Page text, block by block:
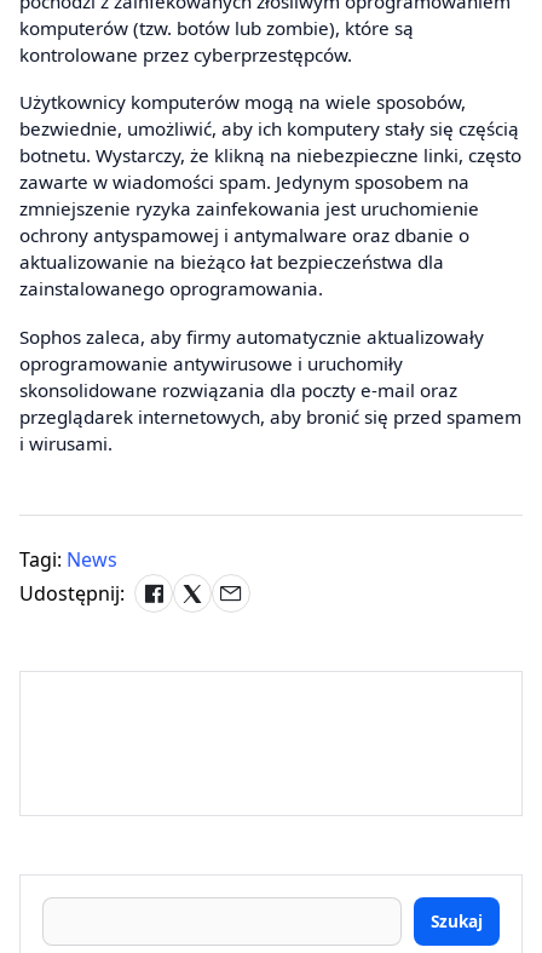
komputerów (tzw. botów lub zombie), które są
kontrolowane przez cyberprzestępców.
Użytkownicy komputerów mogą na wiele sposobów,
bezwiednie, umożliwić, aby ich komputery stały się częścią
botnetu. Wystarczy, że klikną na niebezpieczne linki, często
zawarte w wiadomości spam. Jedynym sposobem na
zmniejszenie ryzyka zainfekowania jest uruchomienie
ochrony antyspamowej i antymalware oraz dbanie o
aktualizowanie na bieżąco łat bezpieczeństwa dla
zainstalowanego oprogramowania.
Sophos zaleca, aby firmy automatycznie aktualizowały
oprogramowanie antywirusowe i uruchomiły
skonsolidowane rozwiązania dla poczty e-mail oraz
przeglądarek internetowych, aby bronić się przed spamem
i wirusami.
Tagi: News
Udostępnij:
Szukaj